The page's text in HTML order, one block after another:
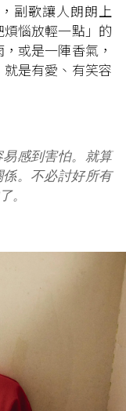
副歌讓人朗朗上
惱放輕一點」的
或是一陣香氣，
是有愛、有笑容
感到害怕。就算
。不必討好所有
。